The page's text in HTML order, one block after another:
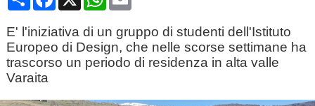
E' l'iniziativa di un gruppo di studenti dell'Istituto
Europeo di Design, che nelle scorse settimane ha
trascorso un periodo di residenza in alta valle
Varaita